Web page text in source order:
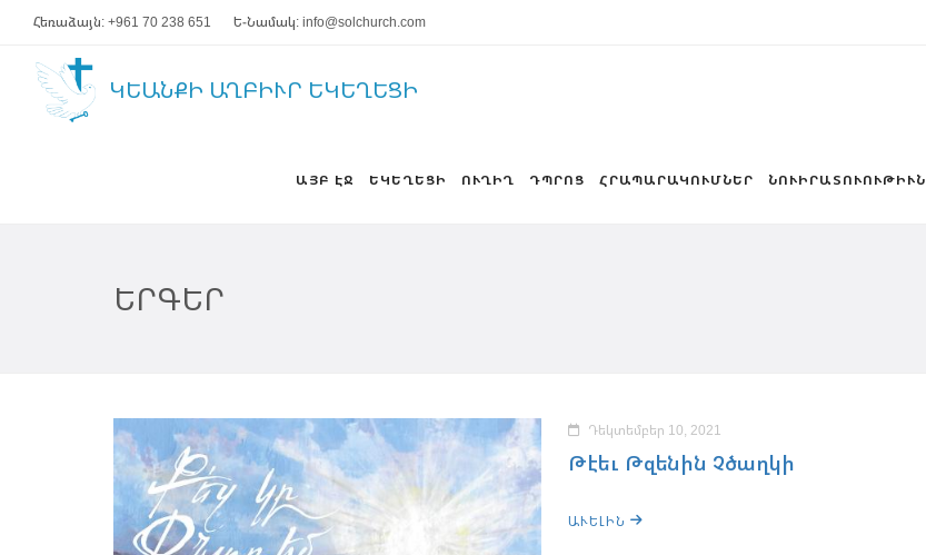
Հեռաձայն: +961 70 238 651 Ե-Նամակ: info@solchurch.com
ԿԵԱՆՔԻ ԱՂԲԻՒՐ ԵԿԵՂԵՑԻ
ԱՅԲ ԷՋ ԵԿԵՂԵՑԻ ՈՒՂԻՂ ԴՊՐՈՑ ՀՐԱՊԱՐԱԿՈՒՄՆԵՐ ՆՈՒԻՐԱՏՈՒՈՒԹԻՒՆ
ԵՐԳԵՐ
Դեկտեմբեր 10, 2021
Թէեւ Թզենին Չծաղկի
ԱՒԵԼԻՆ